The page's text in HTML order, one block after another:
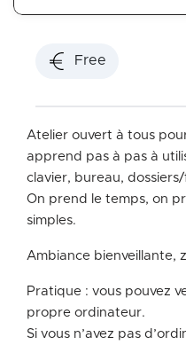
Free
Atelier ouvert à tous
apprend pas à pas à
clavier, bureau,
On prend le temps, on
simples.
Ambiance bienveillante,
Pratique : vous pouvez
propre ordinateur.
Si vous n’avez pas